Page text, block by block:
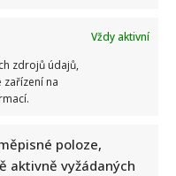
Vždy aktivní
zdrojů údajů,
zařízení na
poloze,
aktivně vyžádaných